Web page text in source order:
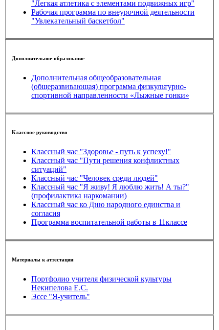
"Легкая атлетика с элементами подвижных игр"
Рабочая программа по внеурочной деятельности
"Увлекательный баскетбол"
Дополнительное образование
Дополнительная общеобразовательная
(общеразвивающая) программа физкультурно-
спортивной направленности «Лыжные гонки»
Классное руководство
Классный час "Здоровье - путь к успеху!"
Классный час "Пути решения конфликтных
ситуаций"
Классный час "Человек среди людей"
Классный час "Я живу! Я люблю жить! А ты?"
(профилактика наркомании)
Классный час ко Дню народного единства и
согласия
Программа воспитательной работы в 11классе
Материалы к аттестации
Портфолио учителя физической культуры
Некипелова Е.С.
Эссе "Я-учитель"